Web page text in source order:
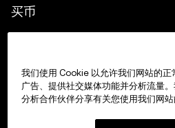
买币
交易
我们使用 Cookie 以允许我们网站的正
广告、提供社交媒体功能并分析流量
分析合作伙伴分享有关您使用我们网站